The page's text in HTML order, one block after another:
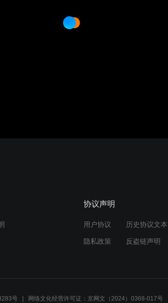
协议声明
用户协议 历史协议文本
隐私政策 反盗链声明
号 网络文化经营许可证：京网文（2024）0368-017号